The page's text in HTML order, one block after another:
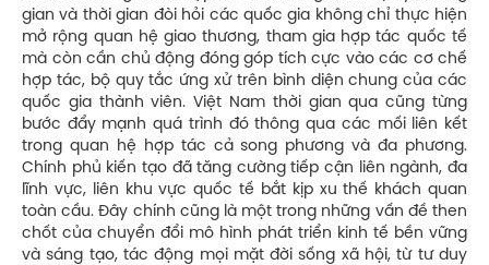
gian và thời gian đòi hỏi các quốc gia không chỉ thực hiện
mở rộng quan hệ giao thương, tham gia hợp tác quốc tế
mà còn cần chủ động đóng góp tích cực vào các cơ chế
hợp tác, bộ quy tắc ứng xử trên bình diện chung của các
quốc gia thành viên. Việt Nam thời gian qua cũng từng
bước đẩy mạnh quá trình đó thông qua các mối liên kết
trong quan hệ hợp tác cả song phương và đa phương.
Chính phủ kiến tạo đã tăng cường tiếp cận liên ngành, đa
lĩnh vực, liên khu vực quốc tế bắt kịp xu thế khách quan
toàn cầu. Đây chính cũng là một trong những vấn đề then
chốt của chuyển đổi mô hình phát triển kinh tế bền vững
và sáng tạo, tác động mọi mặt đời sống xã hội, từ tư duy